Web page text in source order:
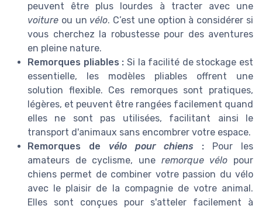
peuvent être plus lourdes à tracter avec une
voiture ou un vélo. C’est une option à considérer si
vous cherchez la robustesse pour des aventures
en pleine nature.
Remorques pliables : Si la facilité de stockage est
essentielle, les modèles pliables offrent une
solution flexible. Ces remorques sont pratiques,
légères, et peuvent être rangées facilement quand
elles ne sont pas utilisées, facilitant ainsi le
transport d'animaux sans encombrer votre espace.
Remorques de vélo pour chiens : Pour les
amateurs de cyclisme, une remorque vélo pour
chiens permet de combiner votre passion du vélo
avec le plaisir de la compagnie de votre animal.
Elles sont conçues pour s'atteler facilement à